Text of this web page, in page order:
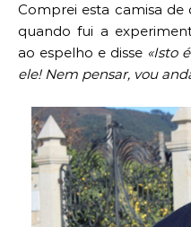
Comprei esta camisa de
quando fui a
ao espelho e disse «Isto
ele! Nem pensar, vou